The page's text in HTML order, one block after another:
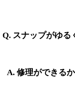
Q. スナップがゆる
A. 修理ができる